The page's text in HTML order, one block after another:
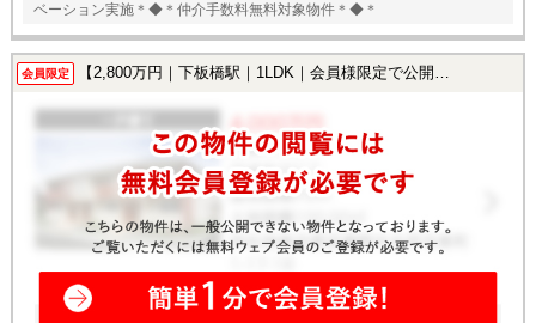
ベーション実施＊◆＊仲介手数料無料対象物件＊◆＊
会員限定 【2,800万円｜下板橋駅｜1LDK｜会員様限定で公開中！】